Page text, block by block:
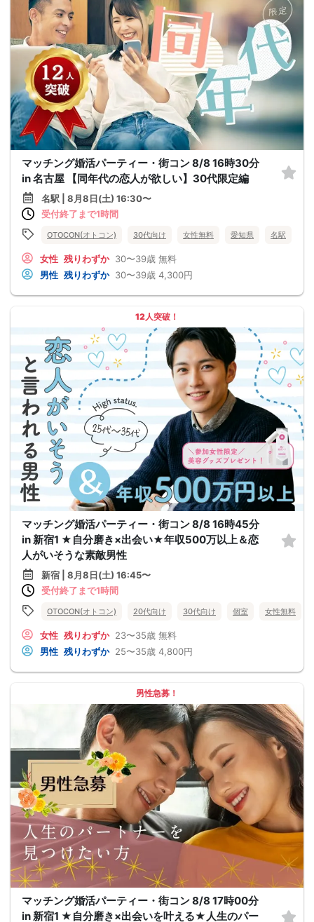
マッチング婚活パーティー・街コン 8/8 16時30分
in 名古屋 【同年代の恋人が欲しい】30代限定編
名駅 | 8月8日(土) 16:30〜
受付終了まで1時間
OTOCON(オトコン) 30代向け 女性無料 愛知県 名駅
女性 残りわずか 30〜39歳 無料
男性 残りわずか 30〜39歳 4,300円
12人突破！
マッチング婚活パーティー・街コン 8/8 16時45分
in 新宿1 ★自分磨き×出会い★年収500万以上＆恋
人がいそうな素敵男性
新宿 | 8月8日(土) 16:45〜
受付終了まで1時間
OTOCON(オトコン) 20代向け 30代向け 個室 女性無料
女性 残りわずか 23〜35歳 無料
男性 残りわずか 25〜35歳 4,800円
男性急募！
マッチング婚活パーティー・街コン 8/8 17時00分
in 新宿1 ★自分磨き×出会いを叶える★人生のパー